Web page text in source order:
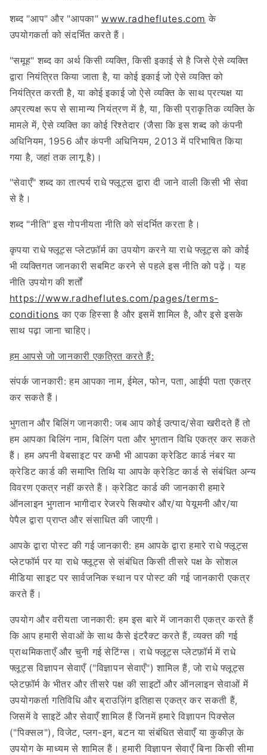
शब्द "आप" और "आपका"www.radheflutes.com के
उपयोगकर्ता को संदर्भित करते हैं।
"समूह" शब्द का अर्थ किसी व्यक्ति, किसी इकाई से है जिसे ऐसे व्यक्ति
द्वारा नियंत्रित किया जाता है, या कोई इकाई जो ऐसे व्यक्ति को
नियंत्रित करती है, या कोई इकाई जो ऐसे व्यक्ति के साथ प्रत्यक्ष या
अप्रत्यक्ष रूप से सामान्य नियंत्रण में है, या, किसी प्राकृतिक व्यक्ति के
मामले में, ऐसे व्यक्ति का कोई रिश्तेदार (जैसा कि इस शब्द को कंपनी
अधिनियम, 1956 और कंपनी अधिनियम, 2013 में परिभाषित किया
गया है, जहां तक ​​लागू है)।
"सेवाएँ" शब्द का तात्पर्य राधे फ्लूट्स द्वारा दी जाने वाली किसी भी सेवा
से है।
शब्द "नीति" इस गोपनीयता नीति को संदर्भित करता है।
कृपया राधे फ्लूट्स प्लेटफ़ॉर्म का उपयोग करने या राधे फ्लूट्स को कोई
भी व्यक्तिगत जानकारी सबमिट करने से पहले इस नीति को पढ़ें। यह
नीति उपयोग की शर्तों
https://www.radheflutes.com/pages/terms-
conditions का एक हिस्सा है और इसमें शामिल है, और इसे इसके
साथ पढ़ा जाना चाहिए।
हम आपसे जो जानकारी एकत्रित करते हैं:
संपर्क जानकारी: हम आपका नाम, ईमेल, फोन, पता, आईपी पता एकत्र
कर सकते हैं।
भुगतान और बिलिंग जानकारी: जब आप कोई उत्पाद/सेवा खरीदते हैं तो
हम आपका बिलिंग नाम, बिलिंग पता और भुगतान विधि एकत्र कर सकते
हैं। हम अपनी वेबसाइट पर कभी भी आपका क्रेडिट कार्ड नंबर या
क्रेडिट कार्ड की समाप्ति तिथि या आपके क्रेडिट कार्ड से संबंधित अन्य
विवरण एकत्र नहीं करते हैं। क्रेडिट कार्ड की जानकारी हमारे
ऑनलाइन भुगतान भागीदार रेजरपे सिक्योर और/या पेयूमनी और/या
पेपैल द्वारा प्राप्त और संसाधित की जाएगी।
आपके द्वारा पोस्ट की गई जानकारी: हम आपके द्वारा हमारे राधे फ्लूट्स
प्लेटफॉर्म पर या राधे फ्लूट्स से संबंधित किसी तीसरे पक्ष के सोशल
मीडिया साइट पर सार्वजनिक स्थान पर पोस्ट की गई जानकारी एकत्र
करते हैं।
उपयोग और वरीयता जानकारी: हम इस बारे में जानकारी एकत्र करते हैं
कि आप हमारी सेवाओं के साथ कैसे इंटरैक्ट करते हैं, व्यक्त की गई
प्राथमिकताएँ और चुनी गई सेटिंग्स। राधे फ्लूट्स प्लेटफ़ॉर्म में राधे
फ्लूट्स विज्ञापन सेवाएँ ("विज्ञापन सेवाएँ") शामिल हैं, जो राधे फ्लूट्स
प्लेटफ़ॉर्म के भीतर और तीसरे पक्ष की साइटों और ऑनलाइन सेवाओं में
उपयोगकर्ता गतिविधि और ब्राउज़िंग इतिहास एकत्र कर सकती हैं,
जिसमें वे साइटें और सेवाएँ शामिल हैं जिनमें हमारे विज्ञापन पिक्सेल
("पिक्सल"), विजेट, प्लग-इन, बटन या संबंधित सेवाएँ या कुकीज़ के
उपयोग के माध्यम से शामिल हैं। हमारी विज्ञापन सेवाएँ बिना किसी सीमा